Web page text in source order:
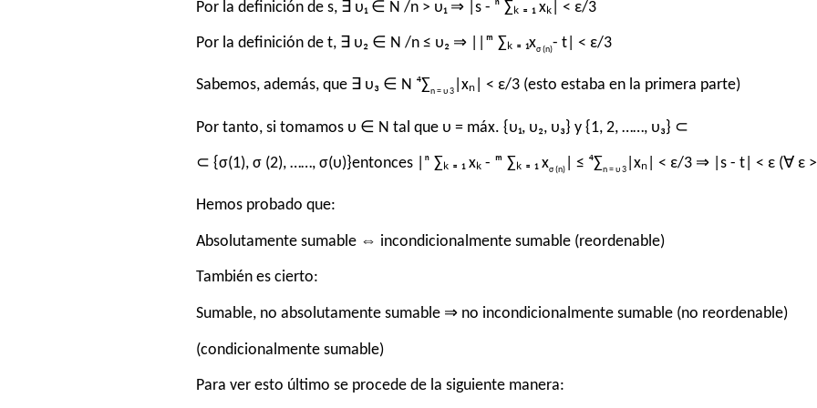
Por la definición de s, ∃ υ₁ ∈ N /n > υ₁ ⇒ |s - ⁿ ∑ₖ ₌ ₁ xₖ| < ε/3
Por la definición de t, ∃ υ₂ ∈ N /n ≤ υ₂ ⇒ ||ᵐ ∑ₖ ₌ ₁xσ (n)- t| < ε/3
Sabemos, además, que ∃ υ₃ ∈ N ⁴∑n = υ 3 |xₙ| < ε/3 (esto estaba en la primera parte)
Por tanto, si tomamos υ ∈ N tal que υ = máx. {υ₁, υ₂, υ₃} y {1, 2, ……, υ₃} ⊂
⊂ {σ(1), σ (2), ……, σ(υ)}entonces |ⁿ ∑ₖ ₌ ₁ xₖ - ᵐ ∑ₖ ₌ ₁ xσ (n) | ≤ ⁴∑ n = υ 3 |xₙ| < ε/3 ⇒ |s - t| < ε (∀ ε
Hemos probado que:
Absolutamente sumable ⇔ incondicionalmente sumable (reordenable)
También es cierto:
Sumable, no absolutamente sumable ⇒ no incondicionalmente sumable (no reordenable)
(condicionalmente sumable)
Para ver esto último se procede de la siguiente manera: